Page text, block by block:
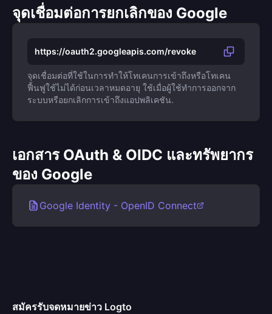
จุดเชื่อมต่อการยกเลิกของ Google
https://oauth2.googleapis.com/revoke
จุดเชื่อมต่อที่ใช้ในการทำให้โทเคนการเข้าถึงหรือโทเคน
ฟื้นฟูใช้ไม่ได้ก่อนเวลาหมดอายุ ใช้เมื่อผู้ใช้ทำการออกจาก
ระบบหรือยกเลิกการเข้าถึงแอปพลิเคชัน.
เอกสาร OAuth & OIDC และทรัพยากร
ของ Google
Google Identity - OpenID Connect
สมัครรับจดหมายข่าว Logto